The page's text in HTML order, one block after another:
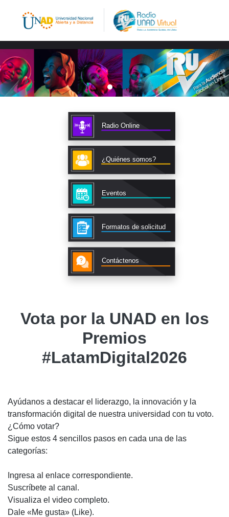
Radio Online
¿Quiénes somos?
Eventos
Formatos de solicitud
Contáctenos
Vota por la UNAD en los
Premios
#LatamDigital2026
Ayúdanos a destacar el liderazgo, la innovación y la
transformación digital de nuestra universidad con tu voto.
¿Cómo votar?
Sigue estos 4 sencillos pasos en cada una de las
categorías:
Ingresa al enlace correspondiente.
Suscríbete al canal.
Visualiza el video completo.
Dale «Me gusta» (Like).